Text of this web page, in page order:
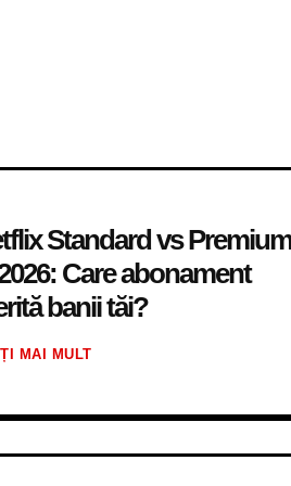
Standard vs
Care abonament
banii tăi?
MAI MULT